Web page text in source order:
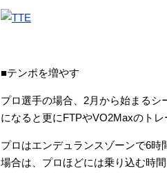
■テンポを増やす
プロ選手の場合、2月から始まるシ
になると更にFTPやVO2Maxのトレ
プロはエンデュランスゾーンで6
場合は、プロほどには乗り込む時